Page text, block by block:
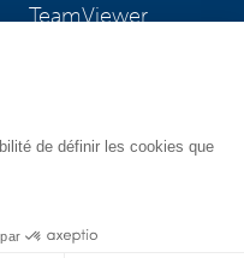
TeamViewer